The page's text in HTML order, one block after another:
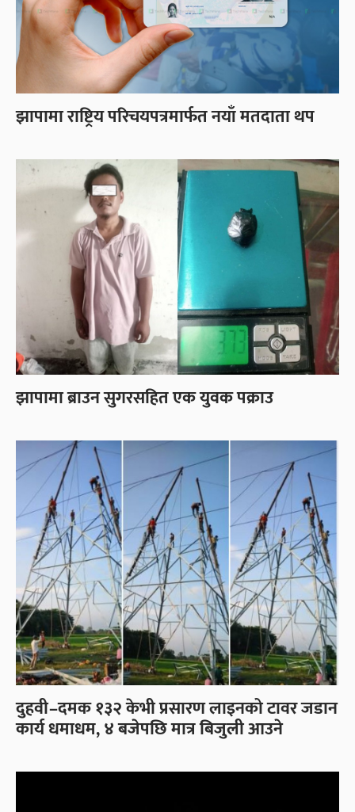
झापामा राष्ट्रिय परिचयपत्रमार्फत नयाँ मतदाता थप
झापामा ब्राउन सुगरसहित एक युवक पक्राउ
दुहवी–दमक १३२ केभी प्रसारण लाइनको टावर जडान
कार्य धमाधम, ४ बजेपछि मात्र बिजुली आउने